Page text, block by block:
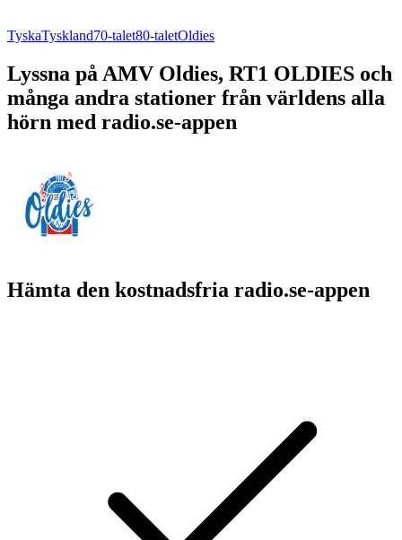
TyskaTyskland70-talet80-taletOldies
Lyssna på AMV Oldies, RT1 OLDIES och
många andra stationer från världens alla
hörn med radio.se-appen
Hämta den kostnadsfria radio.se-appen